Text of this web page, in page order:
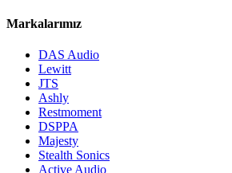
Markalarımız
DAS Audio
Lewitt
JTS
Ashly
Restmoment
DSPPA
Majesty
Stealth Sonics
Active Audio